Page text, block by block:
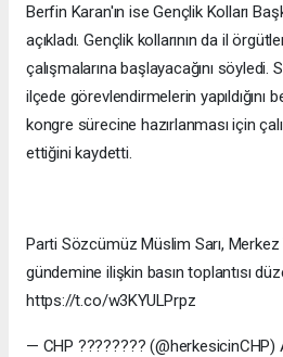
Berfin Karan'ın ise Gençlik Kolları
açıkladı. Gençlik kollarının da il
çalışmalarına başlayacağını söyledi.
ilçede görevlendirmelerin yapıldığını
kongre sürecine hazırlanması için
ettiğini kaydetti.
Parti Sözcümüz Müslim Sarı,
gündemine ilişkin basın toplantısı
https://t.co/w3KYULPrpz
— CHP ???????? (@herkesicinCHP)